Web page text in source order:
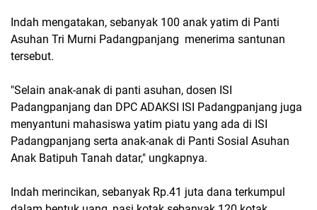
Indah mengatakan, sebanyak 100 anak yatim di Panti
Asuhan Tri Murni Padangpanjang menerima santunan
tersebut.
"Selain anak-anak di panti asuhan, dosen ISI
Padangpanjang dan DPC ADAKSI ISI Padangpanjang juga
menyantuni mahasiswa yatim piatu yang ada di ISI
Padangpanjang serta anak-anak di Panti Sosial Asuhan
Anak Batipuh Tanah datar," ungkapnya.
Indah merincikan, sebanyak Rp.41 juta dana terkumpul